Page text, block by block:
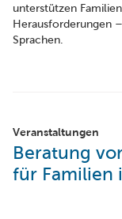
unterstützen
Herausforderungen
Sprachen.
Veranstaltungen
Beratung
für Familien